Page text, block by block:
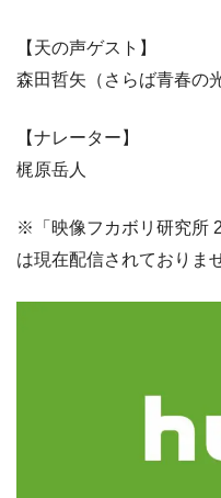
【天の声ゲスト】
森田哲矢（さらば青春の光
【ナレーター】
梶原岳人
※「映像フカボリ研究所
は現在配信されておりま